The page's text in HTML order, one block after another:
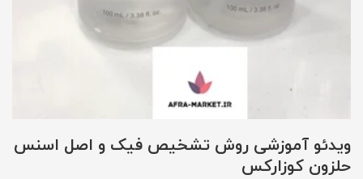
ویدئو آموزشی روش تشخیص فیک و اصل اسنس
حلزون کوزارکس